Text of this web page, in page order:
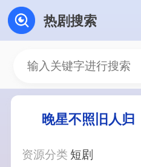
热剧搜索
晚星不照旧人归
资源分类 短剧